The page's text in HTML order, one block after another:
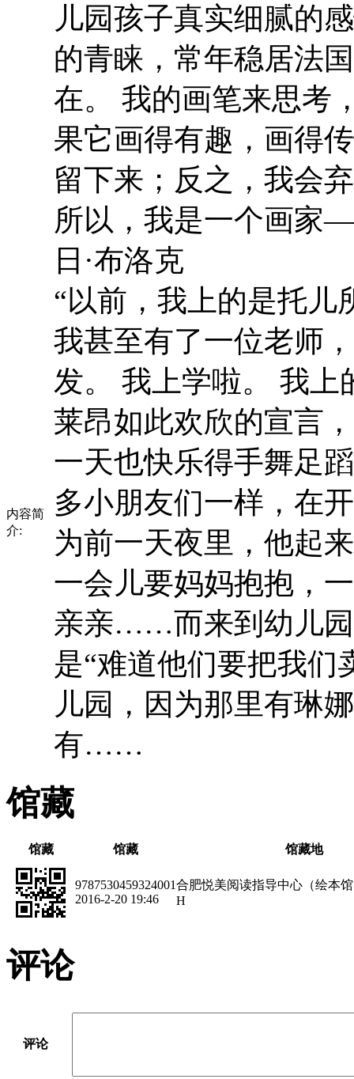
儿园孩子真实细腻的
的青睐，常年稳居法
在。 我的画笔来思考
果它画得有趣，画得
留下来；反之，我会
所以，我是一个画
日·布洛克
内容简
介:
“以前，我上的是托儿
我甚至有了一位老师
发。 我上学啦。 我
莱昂如此欢欣的宣言
一天也快乐得手舞足
多小朋友们一样，在
为前一天夜里，他起
一会儿要妈妈抱抱，
亲亲……而来到幼儿园
是“难道他们要把我们
儿园，因为那里有琳
有……
馆藏
馆藏 馆藏 馆藏地
9787530459324001
2016-2-20 19:46
合肥悦美阅读指导中心（绘本
H
评论
评论